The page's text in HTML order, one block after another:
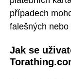
případech
falešných
Jak se